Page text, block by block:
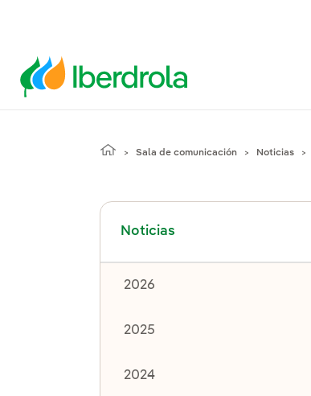
Sala de comunicación Noticias
Noticias
Alternar el submenú para
2026
2025
2024